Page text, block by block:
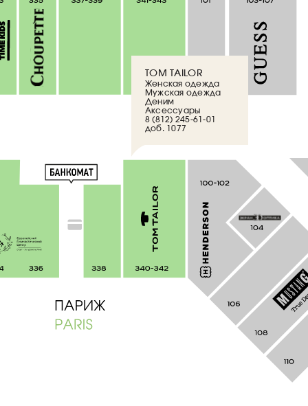
TOM TAILOR
Женская одежда
Мужская одежда
Деним
Аксессуары
8 (812) 245-61-01
доб. 1077